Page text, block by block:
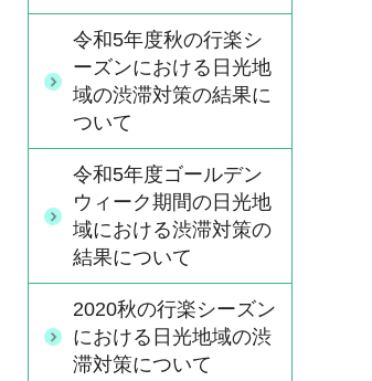
令和5年度秋の行楽シ
ーズンにおける日光地
域の渋滞対策の結果に
ついて
令和5年度ゴールデン
ウィーク期間の日光地
域における渋滞対策の
結果について
2020秋の行楽シーズン
における日光地域の渋
滞対策について